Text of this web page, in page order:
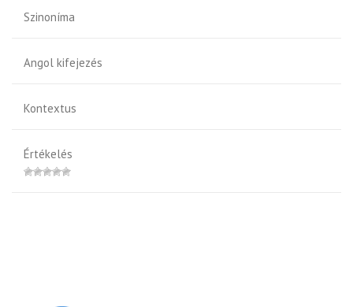
Szinoníma
Angol kifejezés
Kontextus
Értékelés